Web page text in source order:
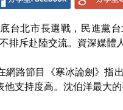
北市長選戰，民進黨台
排斥赴陸交流。資深媒
路節目《寒冰論劍》指
支持度高。沈伯洋最大